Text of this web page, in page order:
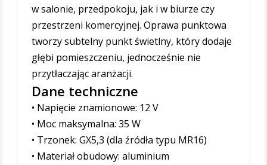
w salonie, przedpokoju, jak i w biurze czy
przestrzeni komercyjnej. Oprawa punktowa
tworzy subtelny punkt świetlny, który dodaje
głębi pomieszczeniu, jednocześnie nie
przytłaczając aranżacji.
Dane techniczne
• Napięcie znamionowe: 12 V
• Moc maksymalna: 35 W
• Trzonek: GX5,3 (dla źródła typu MR16)
• Materiał obudowy: aluminium